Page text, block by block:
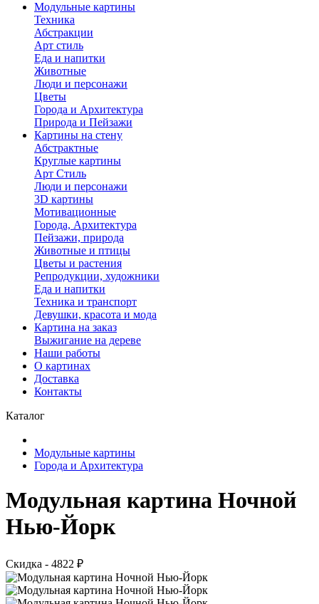
Модульные картины
Техника
Абстракции
Арт стиль
Еда и напитки
Животные
Люди и персонажи
Цветы
Города и Архитектура
Природа и Пейзажи
Картины на стену
Абстрактные
Круглые картины
Арт Стиль
Люди и персонажи
3D картины
Мотивационные
Города, Архитектура
Пейзажи, природа
Животные и птицы
Цветы и растения
Репродукции, художники
Еда и напитки
Техника и транспорт
Девушки, красота и мода
Картина на заказ
Выжигание на дереве
Наши работы
О картинах
Доставка
Контакты
Каталог
Модульные картины
Города и Архитектура
Модульная картина Ночной
Нью-Йорк
Скидка - 4822 ₽